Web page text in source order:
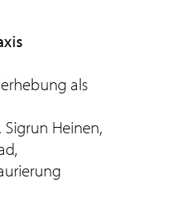
als
Sigrun Heinen,